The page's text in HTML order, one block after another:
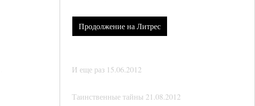
Продолжение на Литрес
И еще раз 15.06.2012
Таинственные тайны 21.08.2012